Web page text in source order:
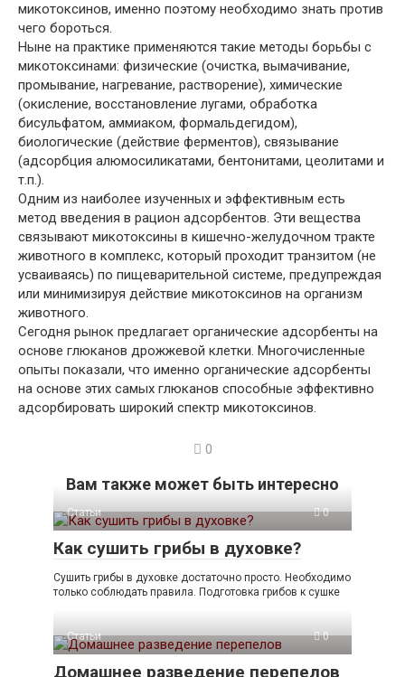
микотоксинов, именно поэтому необходимо знать против
чего бороться.
Ныне на практике применяются такие методы борьбы с
микотоксинами: физические (очистка, вымачивание,
промывание, нагревание, растворение), химические
(окисление, восстановление лугами, обработка
бисульфатом, аммиаком, формальдегидом),
биологические (действие ферментов), связывание
(адсорбция алюмосиликатами, бентонитами, цеолитами и
т.п.).
Одним из наиболее изученных и эффективным есть
метод введения в рацион адсорбентов. Эти вещества
связывают микотоксины в кишечно-желудочном тракте
животного в комплекс, который проходит транзитом (не
усваиваясь) по пищеварительной системе, предупреждая
или минимизируя действие микотоксинов на организм
животного.
Сегодня рынок предлагает органические адсорбенты на
основе глюканов дрожжевой клетки. Многочисленные
опыты показали, что именно органические адсорбенты
на основе этих самых глюканов способные эффективно
адсорбировать широкий спектр микотоксинов.
0
Вам также может быть интересно
Статьи 0
Как сушить грибы в духовке?
Сушить грибы в духовке достаточно просто. Необходимо
только соблюдать правила. Подготовка грибов к сушке
Статьи 0
Домашнее разведение перепелов